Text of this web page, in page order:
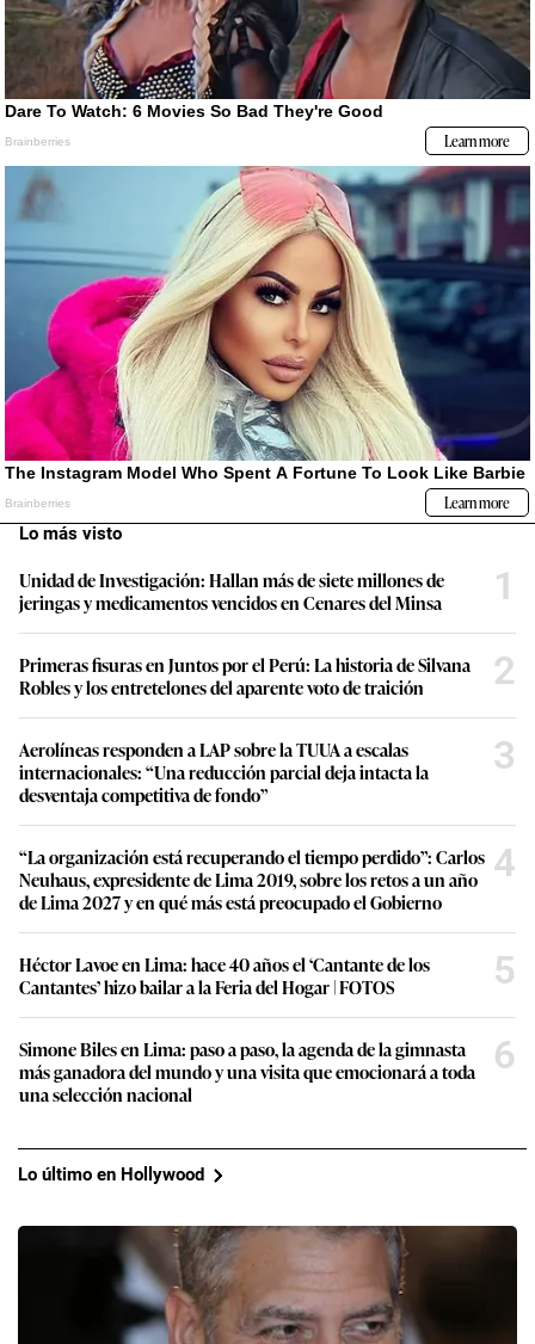
Lo más visto
Unidad de Investigación: Hallan más de siete millones de
jeringas y medicamentos vencidos en Cenares del Minsa
1
Primeras fisuras en Juntos por el Perú: La historia de Silvana
Robles y los entretelones del aparente voto de traición
2
Aerolíneas responden a LAP sobre la TUUA a escalas
internacionales: “Una reducción parcial deja intacta la
desventaja competitiva de fondo”
3
“La organización está recuperando el tiempo perdido”: Carlos
Neuhaus, expresidente de Lima 2019, sobre los retos a un año
de Lima 2027 y en qué más está preocupado el Gobierno
4
Héctor Lavoe en Lima: hace 40 años el ‘Cantante de los
Cantantes’ hizo bailar a la Feria del Hogar | FOTOS
5
Simone Biles en Lima: paso a paso, la agenda de la gimnasta
más ganadora del mundo y una visita que emocionará a toda
una selección nacional
6
Lo último en Hollywood